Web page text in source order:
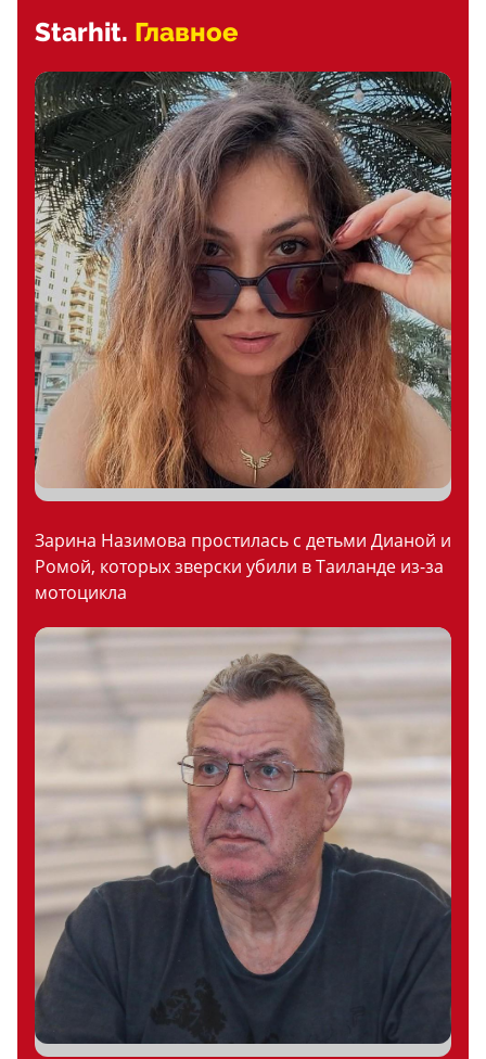
Starhit. Главное
Зарина Назимова простилась с детьми Дианой и
Ромой, которых зверски убили в Таиланде из-за
мотоцикла